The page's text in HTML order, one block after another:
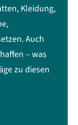
Kleidung,
Auch
– was
zu diesen